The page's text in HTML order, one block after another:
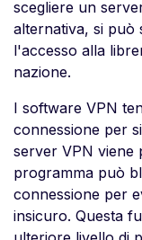
scegliere un
alternativa, si può
l'accesso alla
nazione.
I software VPN
connessione per
server VPN viene
programma può
connessione per
insicuro. Questa